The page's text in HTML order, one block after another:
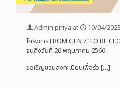
Admin.piriya at
10/04/2023
โครงการ FROM GEN Z TO BE
จนถึงวันที่ 26 พฤษภาคม 2566
ขอเชิญชวนลงทะเบียนเพื่อร่ว […]